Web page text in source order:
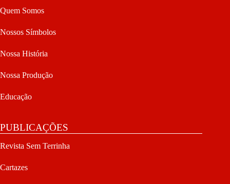
Quem Somos
Nossos Símbolos
Nossa História
Nossa Produção
Educação
PUBLICAÇÕES
Revista Sem Terrinha
Cartazes